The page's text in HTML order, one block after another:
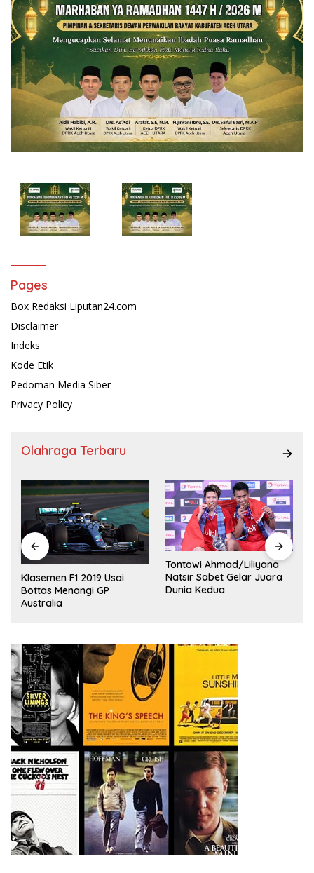
Pages
Box Redaksi Liputan24.com
Disclaimer
Indeks
Kode Etik
Pedoman Media Siber
Privacy Policy
Olahraga Terbaru
Klasemen F1 2019 Usai
Bottas Menangi GP
Australia
Tontowi Ahmad/Liliyana
Natsir Sabet Gelar Juara
Dunia Kedua